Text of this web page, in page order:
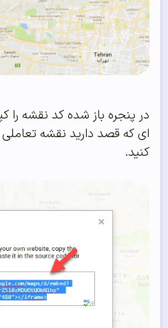
در پنجره باز شده کد نقشه را
ای که قصد دارید نقشه تعاملی
کنید.